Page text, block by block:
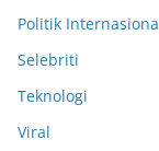
Politik
Selebriti
Teknologi
Viral